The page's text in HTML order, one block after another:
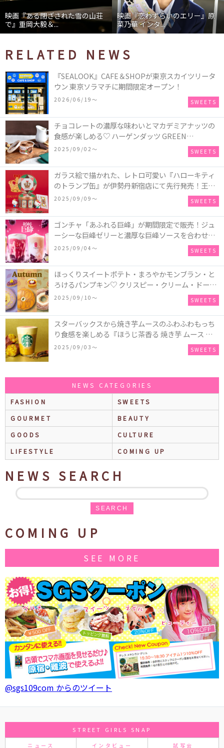
映画『ある閉ざされた雪の山荘
で』重岡大毅＆...
映画『恋わずらいのエリー』原
菜乃華 インタ...
RELATED NEWS
『SEALOOK』CAFE＆SHOPが東京スカイツリータ
ウン 東京ソラマチに期間限定オープン！
2026/06/19〜 SWEETS
チョコレートの濃厚な味わいとマカデミアナッツの
食感が楽しめる♡ ハーゲンダッツ GREEN
CRAFT(グリーンクラフト) ミニカップ『チョコレー
2025/09/02〜 SWEETS
ガラス絵で描かれた、レトロ可愛い『ハローキティ
のトランプ缶』が伊勢丹新宿店にて先行発売！王冠
キティのフィギュア、キティトランプのステッカー
2025/09/09〜 SWEETS
ゴンチャ「あふれる巨峰」が期間限定で販売！ジュ
ーシーな巨峰ゼリーと濃厚な巨峰ソースを合わせた
ミルクティー、ティーエード、ジェラッティー、ス
2025/09/04〜 SWEETS
ほっくりスイートポテト・まろやかモンブラン・と
ろけるパンプキン♡ クリスピー・クリーム・ドーナ
ツに“いも”“栗“”かぼちゃ“を使用し、秋らしい人気
2025/09/10〜 SWEETS
スターバックスから焼き芋ムースのふわふわもっち
り食感を楽しめる『ほうじ茶香る 焼き芋 ムース テ
ィー ラテ』が新発売！大好評の『チョコレート ムー
2025/09/03〜 SWEETS
NEWS CATEGORIES
FASHION
SWEETS
GOURMET
BEAUTY
GOODS
CULTURE
LIFESTYLE
COMING UP
NEWS SEARCH
SEARCH
COMING UP
SEE MORE
@sgs109com からのツイート
STREET GIRLS SNAP
ニュース インタビュー 試写会